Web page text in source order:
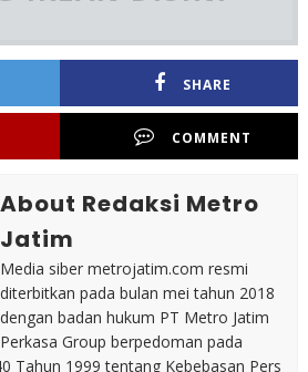
SHARE
COMMENT
About Redaksi Metro
Jatim
Media siber metrojatim.com resmi
diterbitkan pada bulan mei tahun 2018
dengan badan hukum PT Metro Jatim
Perkasa Group berpedoman pada
Tahun 1999 tentang Kebebasan Pers